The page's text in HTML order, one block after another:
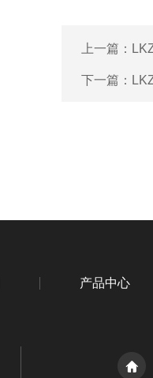
上一篇：
下一篇：
产品中心